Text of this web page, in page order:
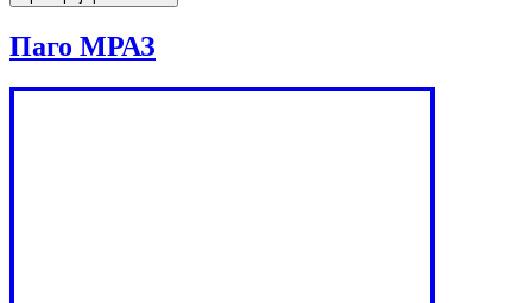
Паго МРАЗ